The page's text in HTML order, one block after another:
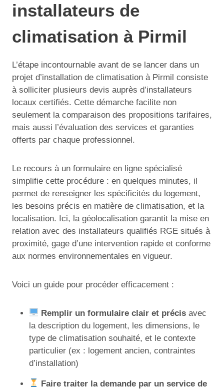
installateurs de
climatisation à Pirmil
L’étape incontournable avant de se lancer dans un
projet d’installation de climatisation à Pirmil consiste
à solliciter plusieurs devis auprès d’installateurs
locaux certifiés. Cette démarche facilite non
seulement la comparaison des propositions tarifaires,
mais aussi l’évaluation des services et garanties
offerts par chaque professionnel.
Le recours à un formulaire en ligne spécialisé
simplifie cette procédure : en quelques minutes, il
permet de renseigner les spécificités du logement,
les besoins précis en matière de climatisation, et la
localisation. Ici, la géolocalisation garantit la mise en
relation avec des installateurs qualifiés RGE situés à
proximité, gage d’une intervention rapide et conforme
aux normes environnementales en vigueur.
Voici un guide pour procéder efficacement :
Remplir un formulaire clair et précis avec
la description du logement, les dimensions, le
type de climatisation souhaité, et le contexte
particulier (ex : logement ancien, contraintes
d’installation)
Faire traiter la demande par un service de